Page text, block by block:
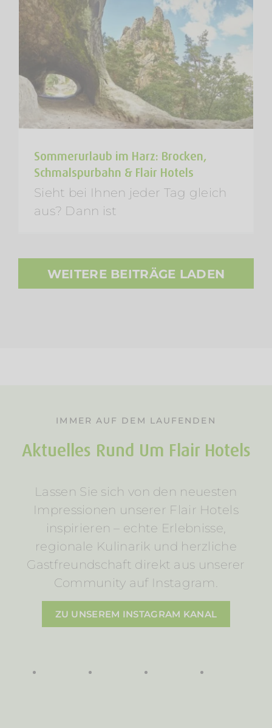
Sommerurlaub im Harz: Brocken,
Schmalspurbahn & Flair Hotels
Sieht bei Ihnen jeder Tag gleich
aus? Dann ist
WEITERE BEITRÄGE LADEN
IMMER AUF DEM LAUFENDEN
Aktuelles Rund Um Flair Hotels
Lassen Sie sich von den neuesten
Impressionen unserer Flair Hotels
inspirieren – echte Erlebnisse,
regionale Kulinarik und herzliche
Gastfreundschaft direkt aus unserer
Community auf Instagram.
ZU UNSEREM INSTAGRAM KANAL